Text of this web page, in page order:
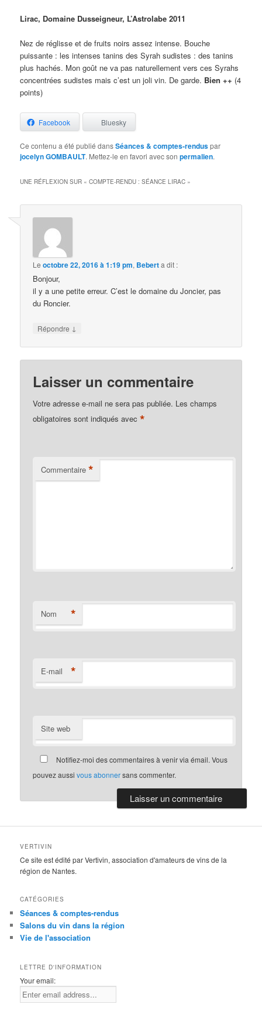
Lirac, Domaine Dusseigneur, L’Astrolabe 2011
Nez de réglisse et de fruits noirs assez intense. Bouche
puissante : les intenses tanins des Syrah sudistes : des tanins
plus hachés. Mon goût ne va pas naturellement vers ces Syrahs
concentrées sudistes mais c’est un joli vin. De garde. Bien ++ (4
points)
Facebook Bluesky
Ce contenu a été publié dansSéances & comptes-renduspar
jocelyn GOMBAULT. Mettez-le en favori avec sonpermalien.
UNE RÉFLEXION SUR «COMPTE-RENDU : SÉANCE LIRAC »
Leoctobre 22, 2016 à 1:19 pm, Beberta dit :
Bonjour,
il y a une petite erreur. C’est le domaine du Joncier, pas
du Roncier.
Répondre ↓
Laisser un commentaire
Votre adresse e-mail ne sera pas publiée. Les champs
obligatoires sont indiqués avec*
Commentaire *
Nom *
E-mail *
Site web
Notifiez-moi des commentaires à venir via émail. Vous
pouvez aussivous abonnersans commenter.
VERTIVIN
Ce site est édité par Vertivin, association d'amateurs de vins de la
région de Nantes.
CATÉGORIES
Séances & comptes-rendus
Salons du vin dans la région
Vie de l'association
LETTRE D'INFORMATION
Your email: